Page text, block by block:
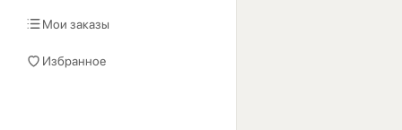
Мои заказы
Избранное